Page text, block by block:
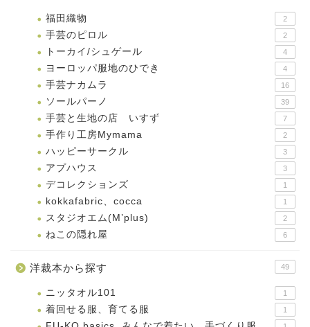
福田織物 2
手芸のピロル 2
トーカイ/シュゲール 4
ヨーロッパ服地のひでき 4
手芸ナカムラ 16
ソールパーノ 39
手芸と生地の店 いすず 7
手作り工房Mymama 2
ハッピーサークル 3
アプハウス 3
デコレクションズ 1
kokkafabric、cocca 1
スタジオエム(M’plus) 2
ねこの隠れ屋 6
洋裁本から探す 49
ニッタオル101 1
着回せる服、育てる服 1